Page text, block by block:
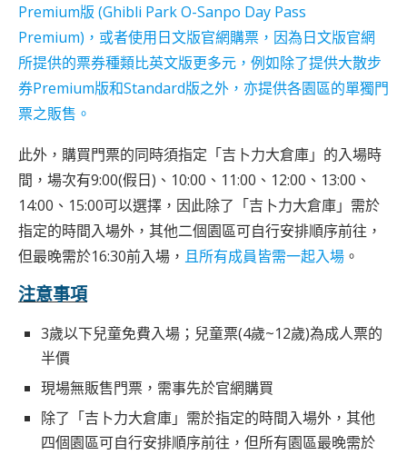
Premium版 (Ghibli Park O-Sanpo Day Pass
Premium)，或者使用日文版官網購票，因為日文版官網
所提供的票券種類比英文版更多元，例如除了提供大散步
券Premium版和Standard版之外，亦提供各園區的單獨門
票之販售。
此外，購買門票的同時須指定「吉卜力大倉庫」的入場時
間，場次有9:00(假日)、10:00、11:00、12:00、13:00、
14:00、15:00可以選擇，因此除了「吉卜力大倉庫」需於
指定的時間入場外，其他二個園區可自行安排順序前往，
但最晚需於16:30前入場， 且所有成員皆需一起入場 。
注意事項
3歲以下兒童免費入場；兒童票(4歲~12歲)為成人票的
半價
現場無販售門票，需事先於官網購買
除了「吉卜力大倉庫」需於指定的時間入場外，其他
四個園區可自行安排順序前往，但所有園區最晚需於